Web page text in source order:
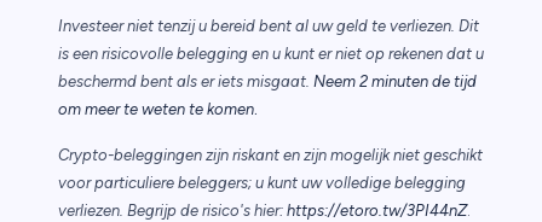
Investeer niet tenzij u bereid bent al uw geld te verliezen. Dit
is een risicovolle belegging en u kunt er niet op rekenen dat u
beschermd bent als er iets misgaat. Neem 2 minuten de tijd
om meer te weten te komen.
Crypto-beleggingen zijn riskant en zijn mogelijk niet geschikt
voor particuliere beleggers; u kunt uw volledige belegging
verliezen. Begrijp de risico's hier: https://etoro.tw/3PI44nZ.